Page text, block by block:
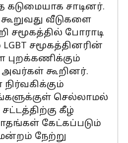
கடுமையாக சாடினர்.
வீடுகளை
சமூகத்தில் போராடி
சமூகத்தினரின்
கூறினர்.
செல்லாமல்
சட்டத்திற்கு கீழ்
கேட்கப்படும்
நேற்று